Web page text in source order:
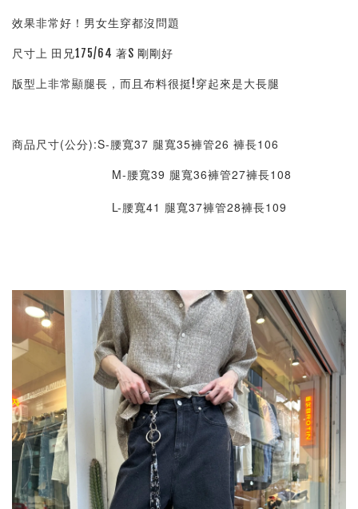
效果非常好！男女生穿都沒問題
尺寸上 田兄175/64 著S 剛剛好
版型上非常顯腿長，而且布料很挺!穿起來是大長腿
商品尺寸(公分):S-腰寬37 腿寬35褲管26 褲長106
M-腰寬39 腿寬36褲管27褲長108
L-腰寬41 腿寬37褲管28褲長109